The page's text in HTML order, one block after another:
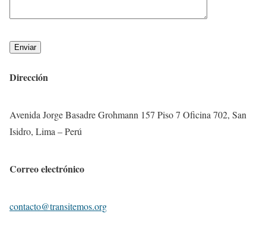
Enviar
Dirección
Avenida Jorge Basadre Grohmann 157 Piso 7 Oficina 702, San
Isidro, Lima – Perú
Correo electrónico
contacto@transitemos.org